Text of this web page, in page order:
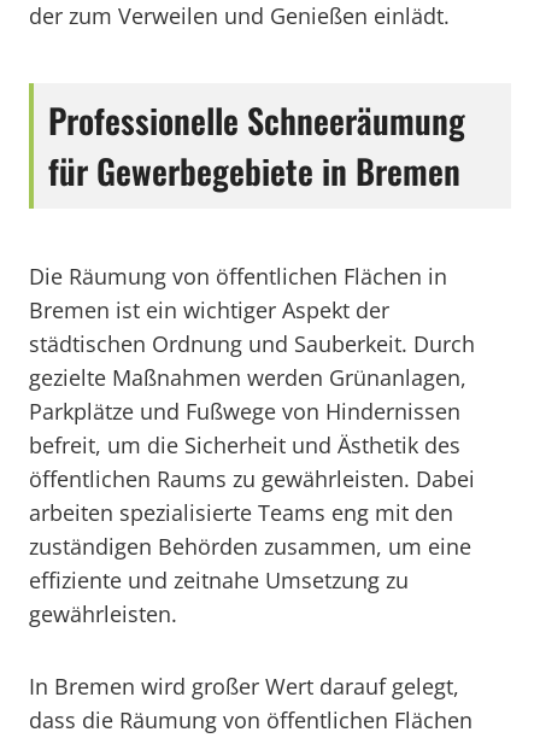
der zum Verweilen und Genießen einlädt.
Professionelle Schneeräumung
für Gewerbegebiete in Bremen
Die Räumung von öffentlichen Flächen in
Bremen ist ein wichtiger Aspekt der
städtischen Ordnung und Sauberkeit. Durch
gezielte Maßnahmen werden Grünanlagen,
Parkplätze und Fußwege von Hindernissen
befreit, um die Sicherheit und Ästhetik des
öffentlichen Raums zu gewährleisten. Dabei
arbeiten spezialisierte Teams eng mit den
zuständigen Behörden zusammen, um eine
effiziente und zeitnahe Umsetzung zu
gewährleisten.
In Bremen wird großer Wert darauf gelegt,
dass die Räumung von öffentlichen Flächen